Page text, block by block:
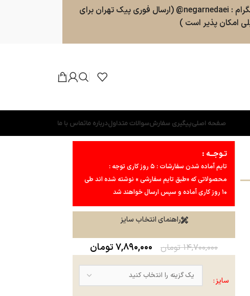
صفحه اصلیپیگیری سفارشسوالات متداولدرباره ماتماس با ما
تـوجــه :
تایم آماده شدن سفارشات : ۵ روز کاری توجه :
محصولاتی که «طبق تایم سفارشی » نوشته شده اند طی
۱۰ روز کاری آماده و سپس ارسال خواهند شد
راهنمای انتخاب سایز
۱۴,۷۰۰,۰۰۰ تومان ۷,۸۹۰,۰۰۰تومان
سایز
سفارشات طبق روال ارسال خواهند شد . پشتیبانی 09025357598 (ارسال پیامک و پیام در واتسپ ، تلگرام ، بله ) کانال بله و تلگرام : negarnedaei@ (ارسال فوری پیک تهران برای
امکان پذیر است )